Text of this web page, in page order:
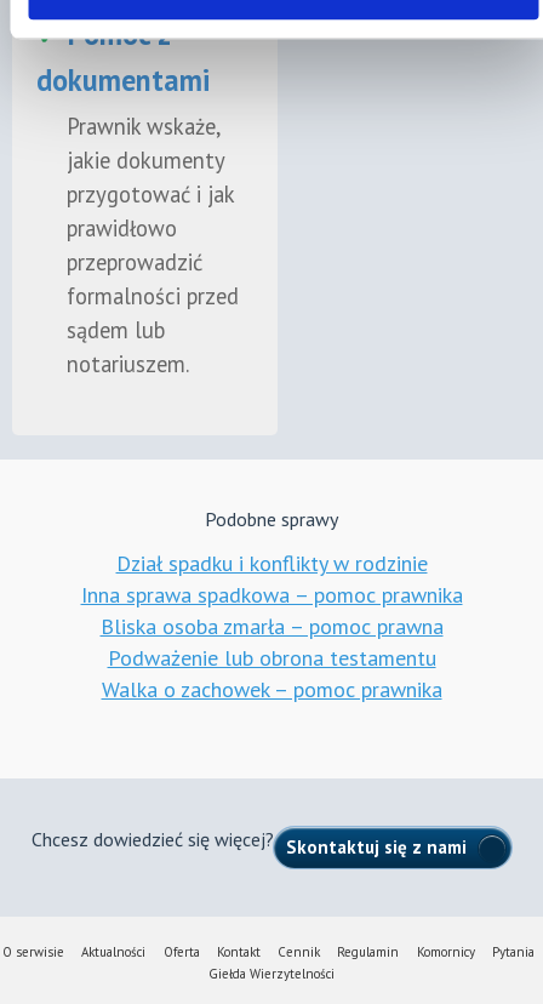
✓Pomoc z
dokumentami
Prawnik wskaże,
jakie dokumenty
przygotować i jak
prawidłowo
przeprowadzić
formalności przed
sądem lub
notariuszem.
Podobne sprawy
Dział spadku i konflikty w rodzinie
Inna sprawa spadkowa – pomoc prawnika
Bliska osoba zmarła – pomoc prawna
Podważenie lub obrona testamentu
Walka o zachowek – pomoc prawnika
Chcesz dowiedzieć się więcej? Skontaktuj się z nami
O serwisie Aktualności Oferta Kontakt Cennik Regulamin Komornicy
Pytania
Giełda Wierzytelności